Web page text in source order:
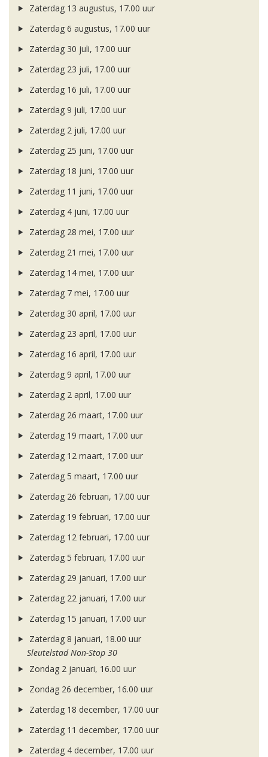
Zaterdag 13 augustus, 17.00 uur
Zaterdag 6 augustus, 17.00 uur
Zaterdag 30 juli, 17.00 uur
Zaterdag 23 juli, 17.00 uur
Zaterdag 16 juli, 17.00 uur
Zaterdag 9 juli, 17.00 uur
Zaterdag 2 juli, 17.00 uur
Zaterdag 25 juni, 17.00 uur
Zaterdag 18 juni, 17.00 uur
Zaterdag 11 juni, 17.00 uur
Zaterdag 4 juni, 17.00 uur
Zaterdag 28 mei, 17.00 uur
Zaterdag 21 mei, 17.00 uur
Zaterdag 14 mei, 17.00 uur
Zaterdag 7 mei, 17.00 uur
Zaterdag 30 april, 17.00 uur
Zaterdag 23 april, 17.00 uur
Zaterdag 16 april, 17.00 uur
Zaterdag 9 april, 17.00 uur
Zaterdag 2 april, 17.00 uur
Zaterdag 26 maart, 17.00 uur
Zaterdag 19 maart, 17.00 uur
Zaterdag 12 maart, 17.00 uur
Zaterdag 5 maart, 17.00 uur
Zaterdag 26 februari, 17.00 uur
Zaterdag 19 februari, 17.00 uur
Zaterdag 12 februari, 17.00 uur
Zaterdag 5 februari, 17.00 uur
Zaterdag 29 januari, 17.00 uur
Zaterdag 22 januari, 17.00 uur
Zaterdag 15 januari, 17.00 uur
Zaterdag 8 januari, 18.00 uur
Sleutelstad Non-Stop 30
Zondag 2 januari, 16.00 uur
Zondag 26 december, 16.00 uur
Zaterdag 18 december, 17.00 uur
Zaterdag 11 december, 17.00 uur
Zaterdag 4 december, 17.00 uur